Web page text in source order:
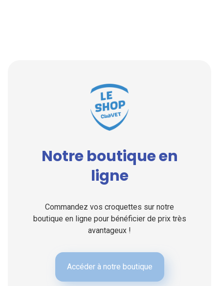
Notre boutique en
ligne
Commandez vos croquettes sur notre
boutique en ligne pour bénéficier de prix très
avantageux !
Accéder à notre boutique